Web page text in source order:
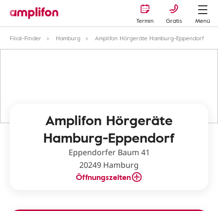
Termin Gratis
Menü
Filial-Finder
Hamburg Amplifon Hörgeräte Hamburg-Eppendorf
Amplifon Hörgeräte
Hamburg-Eppendorf
Eppendorfer Baum 41
20249 Hamburg
Öffnungszeiten